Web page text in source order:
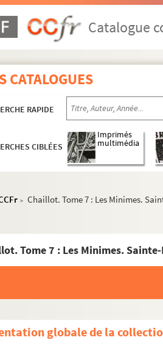
Catalogue
CATALOGUES
RAPIDE
CIBLÉES
Imprimés
multimédia
> Chaillot. Tome 7 : Les Minimes.
Tome 7 : Les Minimes.
globale de la